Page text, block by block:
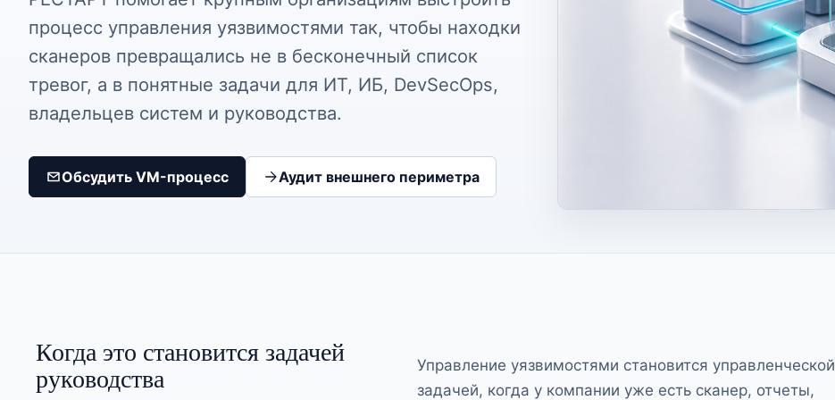
процесс управления уязвимостями так, чтобы находки
сканеров превращались не в бесконечный список
тревог, а в понятные задачи для ИТ, ИБ, DevSecOps,
владельцев систем и руководства.
Обсудить VM-процесс Аудит внешнего периметра
Когда это становится задачей
руководства
Управление уязвимостями становится управленческой
задачей, когда у компании уже есть сканер, отчеты,